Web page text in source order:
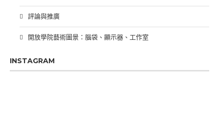
評論與推廣
開放學院藝術圖景：腦袋、顯示器、工作室
INSTAGRAM